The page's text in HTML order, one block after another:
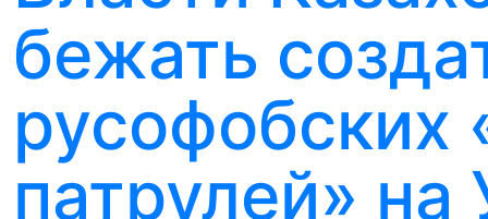
бежать
русофобских
патрулей» на